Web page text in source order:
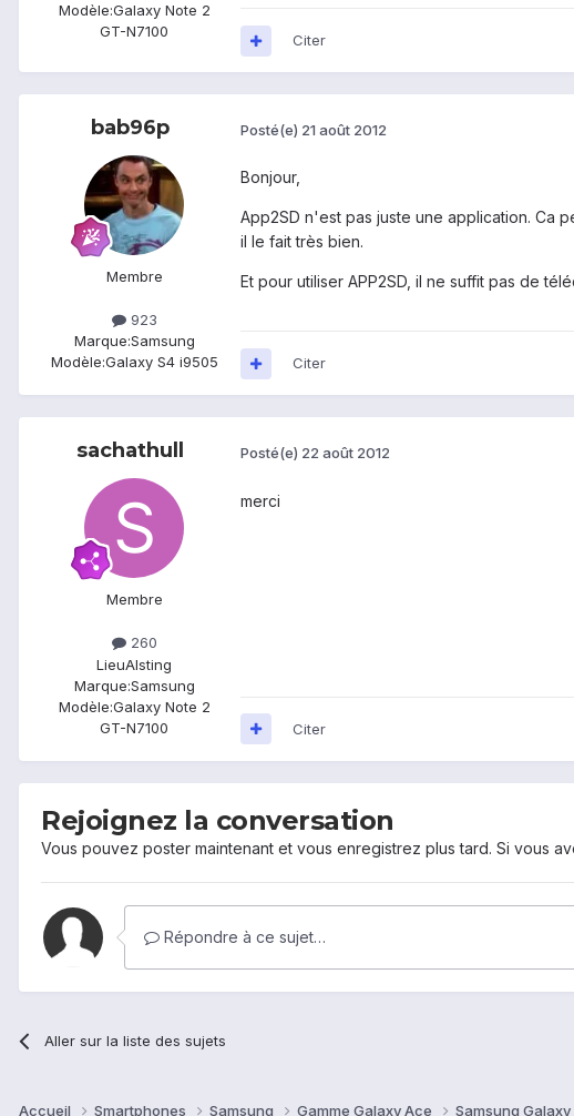
Modèle:Galaxy Note 2
GT-N7100
Citer
bab96p
Membre
923
Marque:Samsung
Modèle:Galaxy S4 i9505
Posté(e) 21 août 2012
Bonjour,
App2SD n'est pas juste une application. Ca
il le fait très bien.
Et pour utiliser APP2SD, il ne suffit pas de
Citer
sachathull
Membre
260
LieuAlsting
Marque:Samsung
Modèle:Galaxy Note 2
GT-N7100
Posté(e) 22 août 2012
merci
Citer
Rejoignez la conversation
Vous pouvez poster maintenant et vous enregistrez plus tard. Si vous
Répondre à ce sujet…
Aller sur la liste des sujets
Accueil Smartphones Samsung Gamme Galaxy Ace Samsung Galaxy